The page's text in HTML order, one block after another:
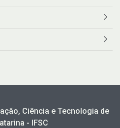
Ciência e Tecnologia de
- IFSC